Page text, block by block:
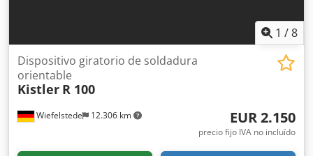
1 /8
Wiefelstede 12.306 km
Dispositivo giratorio de soldadura
orientable
Kistler R 100
EUR 2.150
precio fijo IVA no incluído